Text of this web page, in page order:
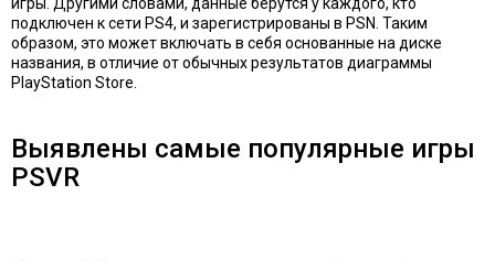
подключен к сети PS4, и зарегистрированы в PSN. Таким
образом, это может включать в себя основанные на диске
названия, в отличие от обычных результатов диаграммы
PlayStation Store.
Выявлены самые популярные игры
PSVR